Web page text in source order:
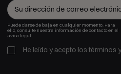
Puede darse de baja en cualquier momento. Para
ello, consulte nuestra información de contacto en el
aviso legal.
He leído y acepto los términos